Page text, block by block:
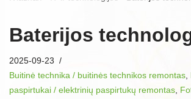
Baterijos
2025-09-23
Buitinė technika / buitinės technikos remontas
paspirtukai / elektrinių paspirtukų remontas